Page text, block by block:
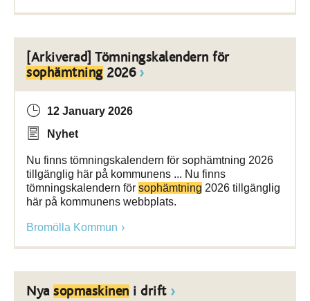
[Arkiverad] Tömningskalendern för
sophämtning 2026
12 January 2026
Nyhet
Nu finns tömningskalendern för sophämtning 2026
tillgänglig här på kommunens ... Nu finns
tömningskalendern för sophämtning 2026 tillgänglig
här på kommunens webbplats.
Bromölla Kommun
Nya sopmaskinen i drift